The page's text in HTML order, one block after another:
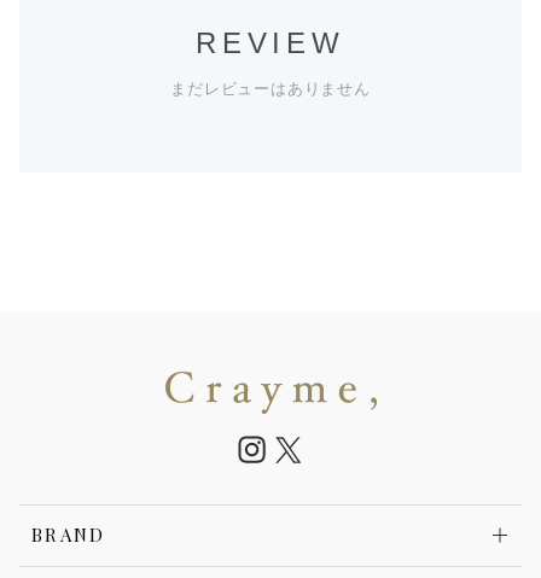
REVIEW
まだレビューはありません
BRAND